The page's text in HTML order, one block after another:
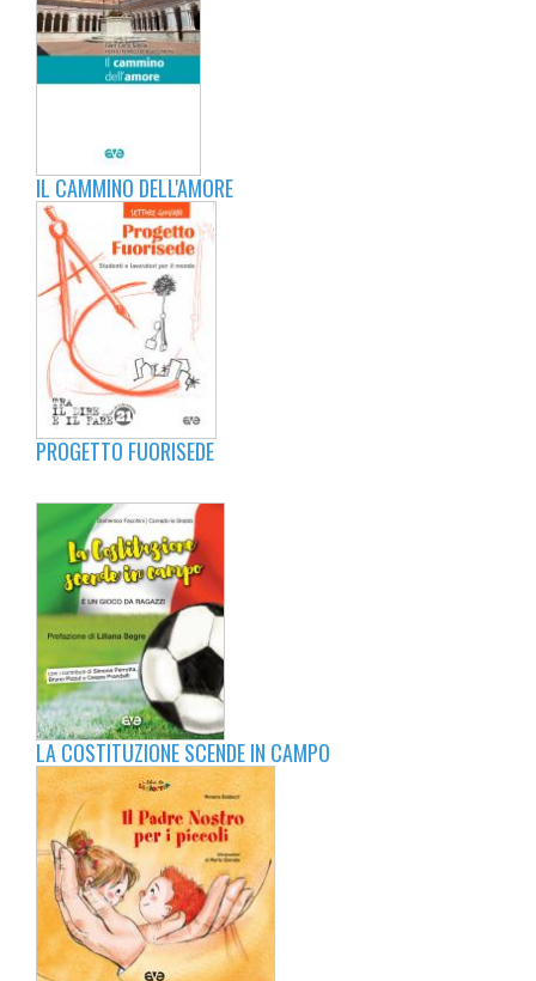
IL CAMMINO DELL'AMORE
PROGETTO FUORISEDE
LA COSTITUZIONE SCENDE IN CAMPO